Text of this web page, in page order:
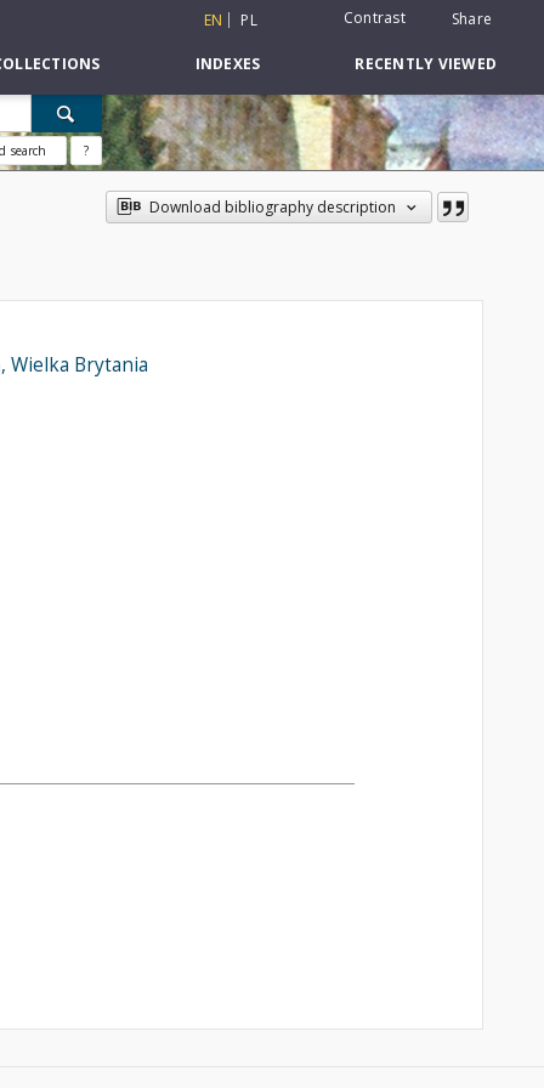
EN PL Contrast Share
INDEXES RECENTLY VIEWED
search ?
Download bibliography description
Wielka Brytania